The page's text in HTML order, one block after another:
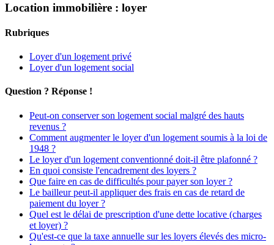
Location immobilière : loyer
Rubriques
Loyer d'un logement privé
Loyer d'un logement social
Question ? Réponse !
Peut-on conserver son logement social malgré des hauts
revenus ?
Comment augmenter le loyer d'un logement soumis à la loi de
1948 ?
Le loyer d'un logement conventionné doit-il être plafonné ?
En quoi consiste l'encadrement des loyers ?
Que faire en cas de difficultés pour payer son loyer ?
Le bailleur peut-il appliquer des frais en cas de retard de
paiement du loyer ?
Quel est le délai de prescription d'une dette locative (charges
et loyer) ?
Qu'est-ce que la taxe annuelle sur les loyers élevés des micro-